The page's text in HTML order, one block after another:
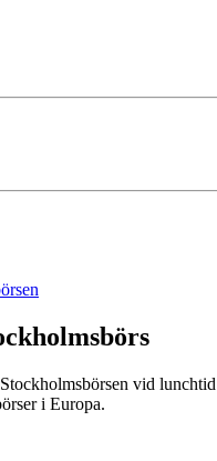
vid
i Europa.